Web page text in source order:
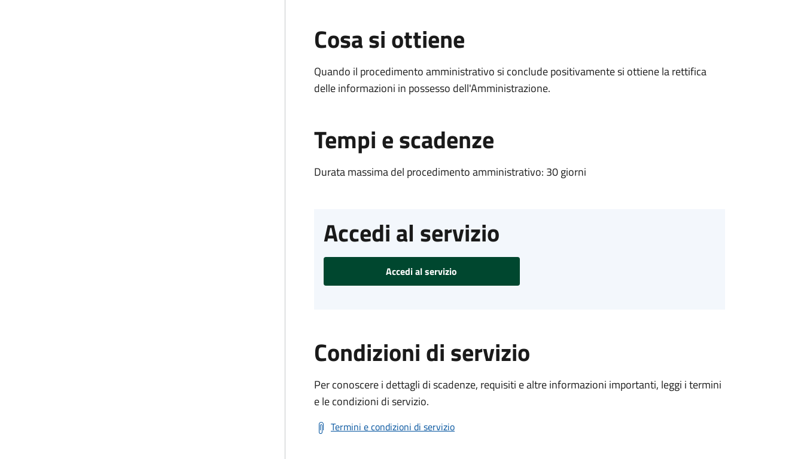
Cosa si ottiene
Quando il procedimento amministrativo si conclude positivamente si ottiene la rettifica
delle informazioni in possesso dell'Amministrazione.
Tempi e scadenze
Durata massima del procedimento amministrativo: 30 giorni
Accedi al servizio
Accedi al servizio
Condizioni di servizio
Per conoscere i dettagli di scadenze, requisiti e altre informazioni importanti, leggi i termini
e le condizioni di servizio.
Termini e condizioni di servizio